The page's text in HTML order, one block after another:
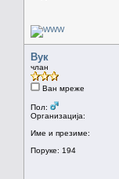
Вук
члан
Ван мреже
Пол:
Организација:
Име и презиме:
Поруке: 194